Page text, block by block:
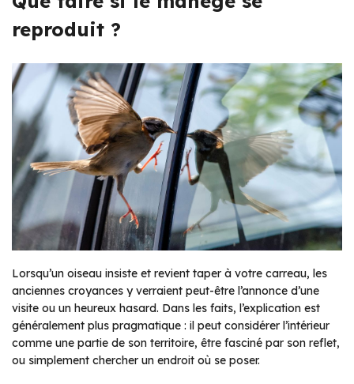
reproduit ?
Lorsqu’un oiseau insiste et revient taper à votre carreau, les
anciennes croyances y verraient peut-être l’annonce d’une
visite ou un heureux hasard. Dans les faits, l’explication est
généralement plus pragmatique : il peut considérer l’intérieur
comme une partie de son territoire, être fasciné par son reflet,
ou simplement chercher un endroit où se poser.